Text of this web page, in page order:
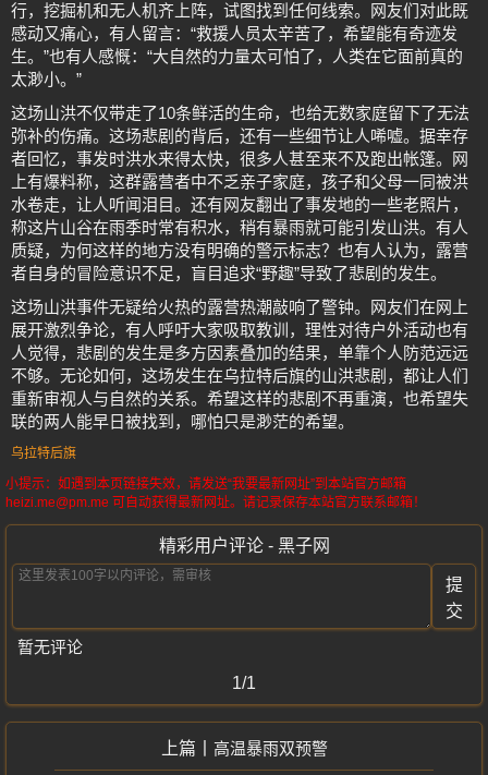
行，挖掘机和无人机齐上阵，试图找到任何线索。网友们对此既
感动又痛心，有人留言：“救援人员太辛苦了，希望能有奇迹发
生。”也有人感慨：“大自然的力量太可怕了，人类在它面前真的
太渺小。”
这场山洪不仅带走了10条鲜活的生命，也给无数家庭留下了无法
弥补的伤痛。这场悲剧的背后，还有一些细节让人唏嘘。据幸存
者回忆，事发时洪水来得太快，很多人甚至来不及跑出帐篷。网
上有爆料称，这群露营者中不乏亲子家庭，孩子和父母一同被洪
水卷走，让人听闻泪目。还有网友翻出了事发地的一些老照片，
称这片山谷在雨季时常有积水，稍有暴雨就可能引发山洪。有人
质疑，为何这样的地方没有明确的警示标志？也有人认为，露营
者自身的冒险意识不足，盲目追求“野趣”导致了悲剧的发生。
这场山洪事件无疑给火热的露营热潮敲响了警钟。网友们在网上
展开激烈争论，有人呼吁大家吸取教训，理性对待户外活动也有
人觉得，悲剧的发生是多方因素叠加的结果，单靠个人防范远远
不够。无论如何，这场发生在乌拉特后旗的山洪悲剧，都让人们
重新审视人与自然的关系。希望这样的悲剧不再重演，也希望失
联的两人能早日被找到，哪怕只是渺茫的希望。
乌拉特后旗
小提示：如遇到本页链接失效，请发送“我要最新网址”到本站官方邮箱
heizi.me@pm.me 可自动获得最新网址。请记录保存本站官方联系邮箱！
精彩用户评论 - 黑子网
提
交
暂无评论
1/1
高温暴雨双预警